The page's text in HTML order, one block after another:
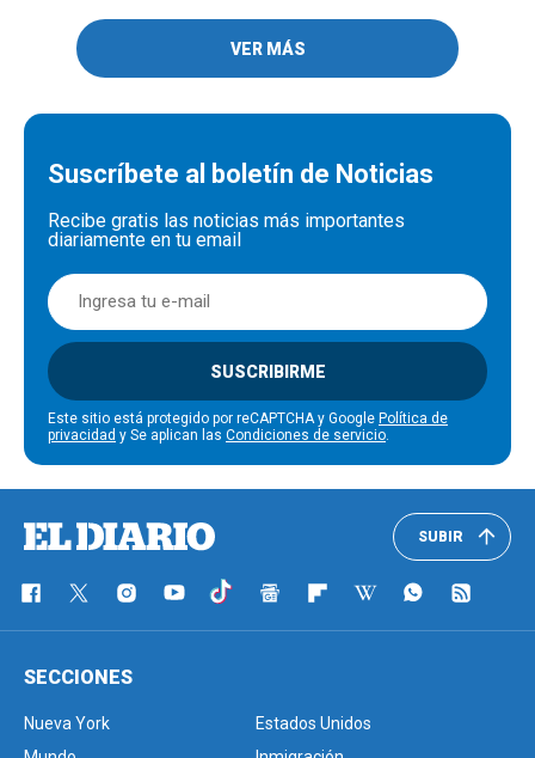
VER MÁS
Suscríbete al boletín de Noticias
Recibe gratis las noticias más importantes
diariamente en tu email
SUSCRIBIRME
Este sitio está protegido por reCAPTCHA y Google Política de
privacidad y Se aplican las Condiciones de servicio.
SUBIR
SECCIONES
Nueva York
Estados Unidos